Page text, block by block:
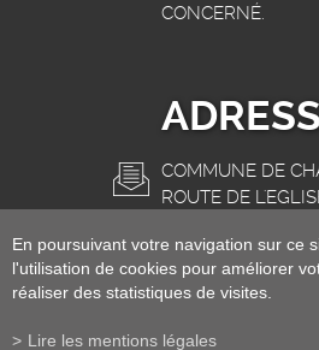
CONCERNÉ.
COMMUNE DE
ROUTE DE
En poursuivant votre navigation sur ce
l'utilisation de cookies pour améliorer
réaliser des statistiques de visites.
Lire les mentions légales